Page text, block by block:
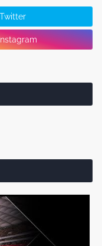
Twitter